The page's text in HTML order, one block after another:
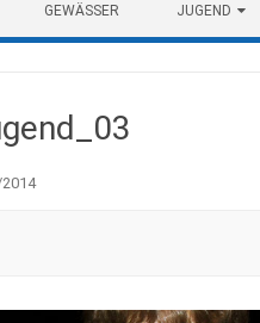
GEWÄSSER JUGEND